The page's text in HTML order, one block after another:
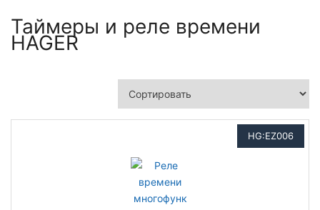
Таймеры и реле времени
HAGER
HG:EZ006